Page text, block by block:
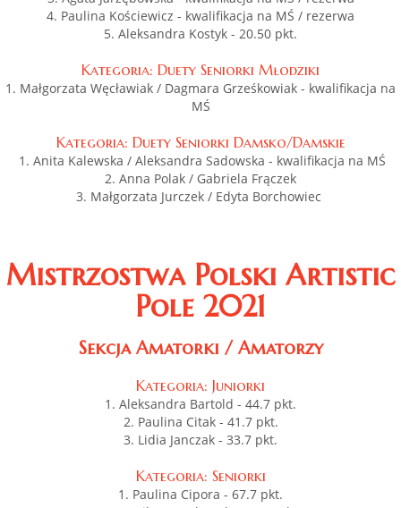
4. Paulina Kościewicz - kwalifikacja na MŚ / rezerwa
5. Aleksandra Kostyk - 20.50 pkt.
Kategoria: Duety Seniorki Młodziki
1. Małgorzata Węcławiak / Dagmara Grześkowiak - kwalifikacja na
MŚ
Kategoria: Duety Seniorki Damsko/Damskie
1. Anita Kalewska / Aleksandra Sadowska - kwalifikacja na MŚ
2. Anna Polak / Gabriela Frączek
3. Małgorzata Jurczek / Edyta Borchowiec
Mistrzostwa Polski Artistic
Pole 2021
Sekcja Amatorki / Amatorzy
Kategoria: Juniorki
1. Aleksandra Bartold - 44.7 pkt.
2. Paulina Citak - 41.7 pkt.
3. Lidia Janczak - 33.7 pkt.
Kategoria: Seniorki
1. Paulina Cipora - 67.7 pkt.